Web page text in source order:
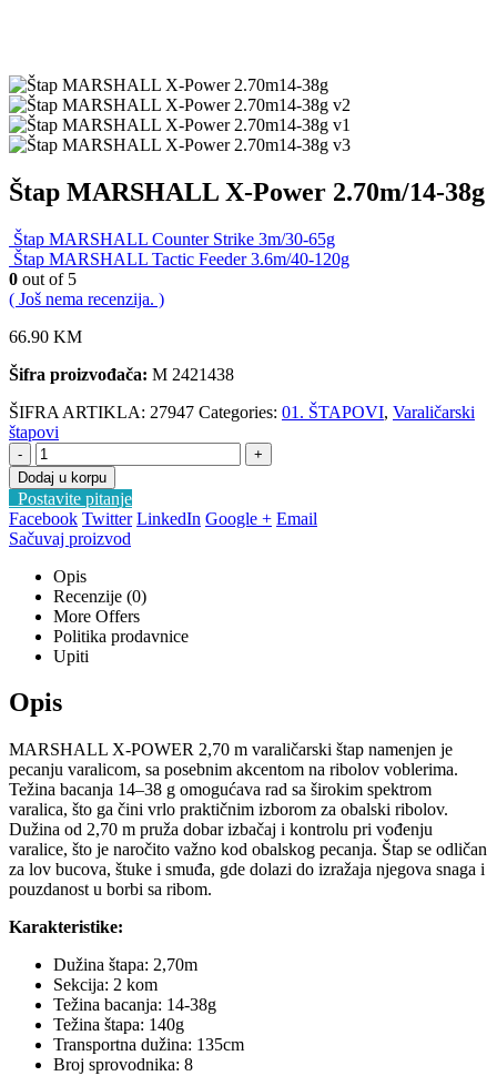
Štap MARSHALL X-Power 2.70m/14-38g
Štap MARSHALL Counter Strike 3m/30-65g
Štap MARSHALL Tactic Feeder 3.6m/40-120g
0 out of 5
( Još nema recenzija. )
66.90 KM
Šifra proizvođača: M 2421438
ŠIFRA ARTIKLA: 27947 Categories: 01. ŠTAPOVI, Varaličarski
štapovi
-
+
Dodaj u korpu
Postavite pitanje
Facebook Twitter LinkedIn Google + Email
Sačuvaj proizvod
Opis
Recenzije (0)
More Offers
Politika prodavnice
Upiti
Opis
MARSHALL X-POWER 2,70 m varaličarski štap namenjen je
pecanju varalicom, sa posebnim akcentom na ribolov voblerima.
Težina bacanja 14–38 g omogućava rad sa širokim spektrom
varalica, što ga čini vrlo praktičnim izborom za obalski ribolov.
Dužina od 2,70 m pruža dobar izbačaj i kontrolu pri vođenju
varalice, što je naročito važno kod obalskog pecanja. Štap se odličan
za lov bucova, štuke i smuđa, gde dolazi do izražaja njegova snaga i
pouzdanost u borbi sa ribom.
Karakteristike:
Dužina štapa: 2,70m
Sekcija: 2 kom
Težina bacanja: 14-38g
Težina štapa: 140g
Transportna dužina: 135cm
Broj sprovodnika: 8